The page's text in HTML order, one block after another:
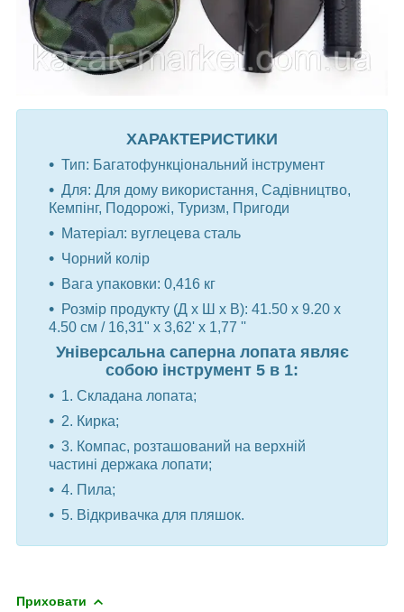
ХАРАКТЕРИСТИКИ
Тип: Багатофункціональний інструмент
Для: Для дому використання, Садівництво,
Кемпінг, Подорожі, Туризм, Пригоди
Матеріал: вуглецева сталь
Чорний колір
Вага упаковки: 0,416 кг
Розмір продукту (Д х Ш х В): 41.50 х 9.20 х
4.50 см / 16,31" х 3,62' х 1,77 ''
Універсальна саперна лопата являє
собою інструмент 5 в 1:
1. Складана лопата;
2. Кирка;
3. Компас, розташований на верхній
частині держака лопати;
4. Пила;
5. Відкривачка для пляшок.
Приховати